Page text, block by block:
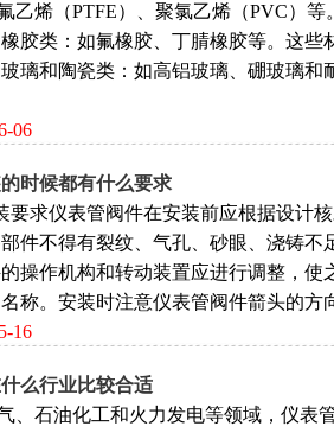
乙烯（PTFE）、聚氯乙烯（PVC）
胶类‌：如氟橡胶、丁腈橡胶等。这
璃和陶瓷类‌：如高铝玻璃、硼玻璃
06
时候都有什么要求
要求仪表管阀件在安装前应根据设计
件不得有裂纹、气孔、砂眼、浇铸
操作机构和转动装置应进行调整，
称。安装时注意仪表管阀件箭头的
16
么行业比较合适
、石油化工和火力发电等领域，仪